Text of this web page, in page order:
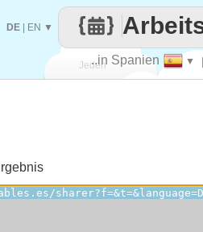
Jeden
..in Spanien ▼
DE EN ▼